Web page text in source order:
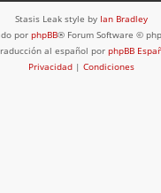
Stasis Leak style by Ian Bradley
por phpBB® Forum Software ©
al español por phpBB
Privacidad | Condiciones